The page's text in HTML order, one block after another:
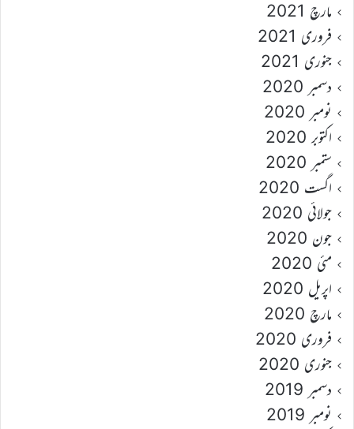
مارچ 2021
فروری 2021
جنوری 2021
دسمبر 2020
نومبر 2020
اکتوبر 2020
ستمبر 2020
اگست 2020
جولائی 2020
جون 2020
مئی 2020
اپریل 2020
مارچ 2020
فروری 2020
جنوری 2020
دسمبر 2019
نومبر 2019